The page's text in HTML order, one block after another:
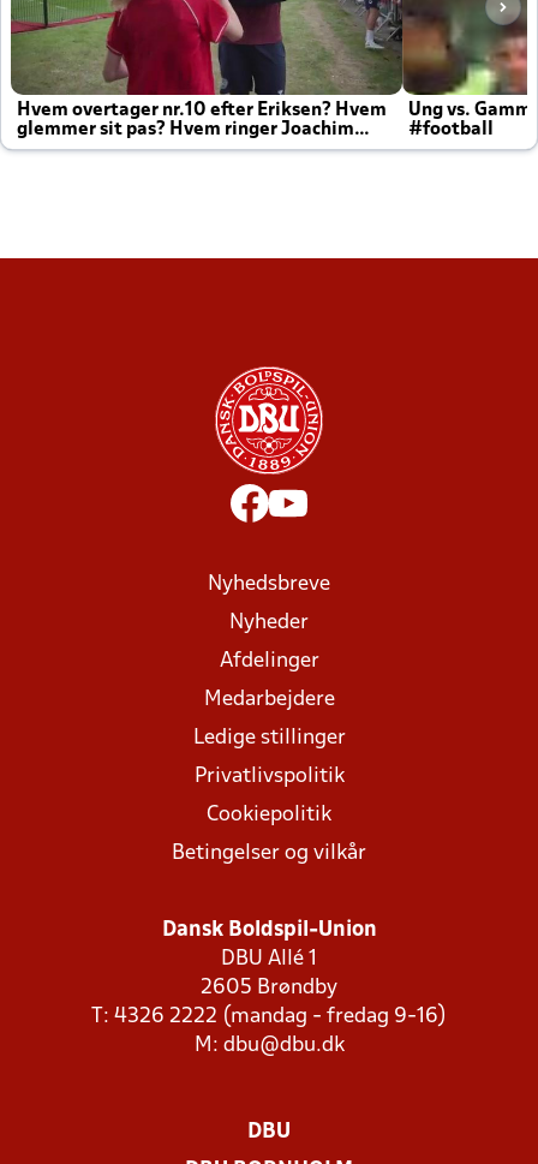
Hvem overtager nr.10 efter Eriksen? Hvem
glemmer sit pas? Hvem ringer Joachim
altid til efter kampe?
Ung vs.
#football
Nyhedsbreve
Nyheder
Afdelinger
Medarbejdere
Ledige stillinger
Privatlivspolitik
Cookiepolitik
Betingelser og vilkår
Dansk Boldspil-Union
DBU Allé 1
2605 Brøndby
T: 4326 2222 (mandag - fredag 9-16)
M: dbu@dbu.dk
DBU